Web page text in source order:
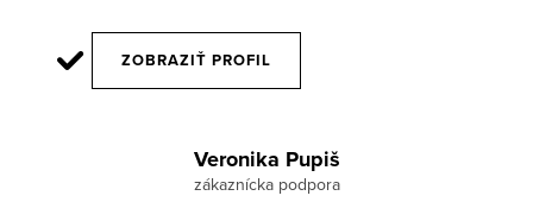
ZOBRAZIŤ PROFIL
Veronika Pupiš